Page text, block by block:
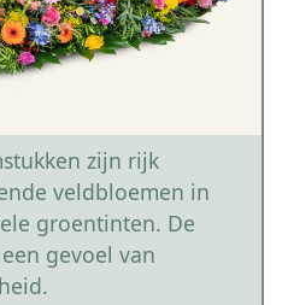
zijn rijk
veldbloemen in
groentinten. De
gevoel van